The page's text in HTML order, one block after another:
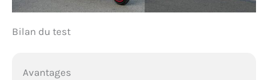
Bilan du test
Avantages